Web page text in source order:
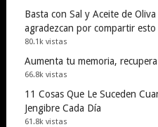
Basta con Sal y Aceite de
agradezcan por compartir esto
80.1k vistas
Aumenta tu memoria,
66.8k vistas
11 Cosas Que Le Suceden
Jengibre Cada Día
61.8k vistas